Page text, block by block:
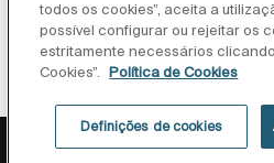
Siga-
Política de privacidade
todos os cookies”, aceita a
possível configurar ou rejeitar os
estritamente necessários
Cookies”.
Política de Cookies
Definições de cookies